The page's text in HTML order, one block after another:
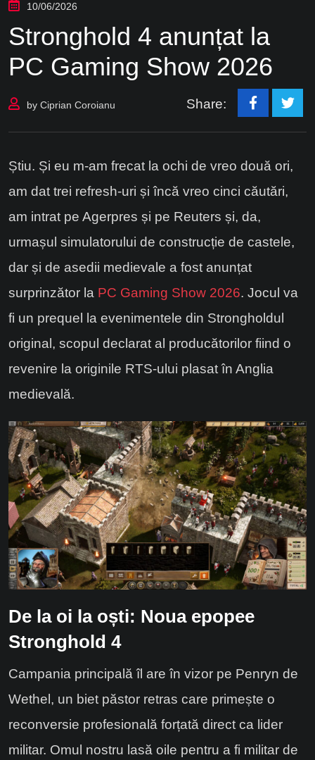
10/06/2026
Stronghold 4 anunțat la
PC Gaming Show 2026
by Ciprian Coroianu Share:
Știu. Și eu m-am frecat la ochi de vreo două ori,
am dat trei refresh-uri și încă vreo cinci căutări,
am intrat pe Agerpres și pe Reuters și, da,
urmașul simulatorului de construcție de castele,
dar și de asedii medievale a fost anunțat
surprinzător la PC Gaming Show 2026. Jocul va
fi un prequel la evenimentele din Strongholdul
original, scopul declarat al producătorilor fiind o
revenire la originile RTS-ului plasat în Anglia
medievală.
De la oi la oști: Noua epopee
Stronghold 4
Campania principală îl are în vizor pe Penryn de
Wethel, un biet păstor retras care primește o
reconversie profesională forțată direct ca lider
militar. Omul nostru lasă oile pentru a fi militar de